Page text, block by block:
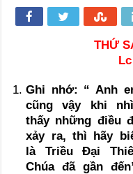
THỨ
Ghi nhớ: “ Anh
cũng vậy khi
thấy những điều
xảy ra, thì hãy
là Triều Đại
Chúa đã gần